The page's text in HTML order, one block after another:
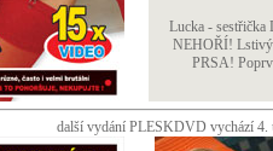
Lucka - sestřička
NEHOŘÍ!
PRSA!
další vydání PLESKDVD vychází 4.